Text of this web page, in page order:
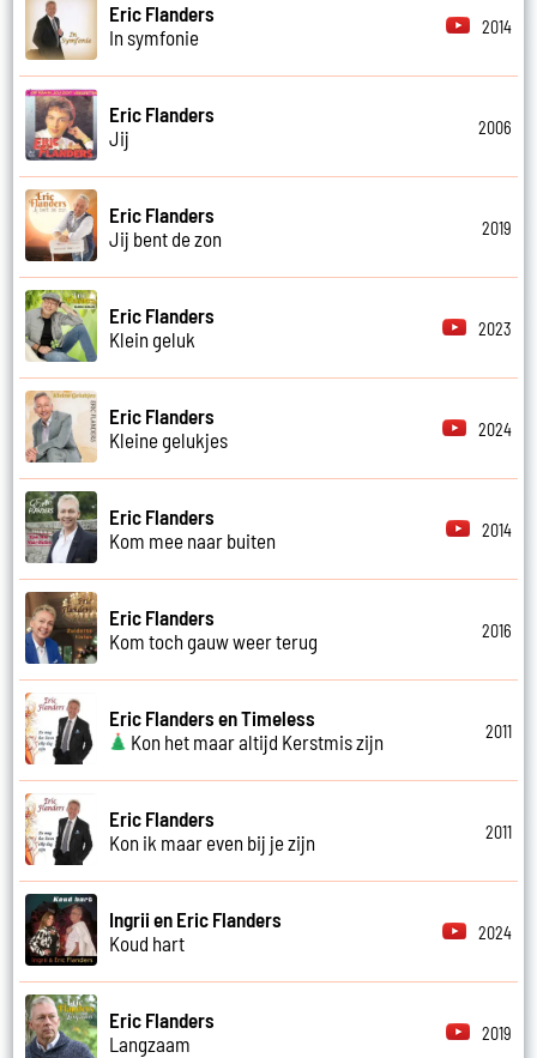
Eric Flanders
In symfonie
2014
Eric Flanders
Jij
2006
Eric Flanders
Jij bent de zon
2019
Eric Flanders
Klein geluk
2023
Eric Flanders
Kleine gelukjes
2024
Eric Flanders
Kom mee naar buiten
2014
Eric Flanders
Kom toch gauw weer terug
2016
Eric Flanders en Timeless
Kon het maar altijd Kerstmis zijn
2011
Eric Flanders
Kon ik maar even bij je zijn
2011
Ingrii en Eric Flanders
Koud hart
2024
Eric Flanders
Langzaam
2019